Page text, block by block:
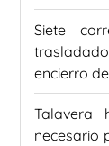
Siete
encierro
Talavera
necesario